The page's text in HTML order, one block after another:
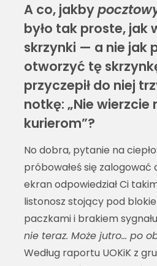
A co, jakby
było tak proste, jak
skrzynki — a nie jak
otworzyć tę
przyczepił do niej
notkę: „Nie wierzcie
kurierom”?
No dobra, pytanie na
próbowałeś się zalogować
ekran odpowiedział Ci
listonosz stojący pod
paczkami i brakiem
nie teraz. Może jutro… po
Według raportu UOKiK z